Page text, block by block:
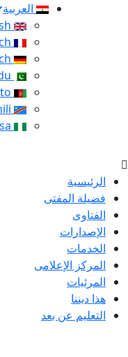
العربية
الرئيسية
فضيلة المفتى
الفتاوى
الإصدارات
الخدمات
المركز الإعلامى
المرئيات
هذا ديننا
التعليم عن بعد